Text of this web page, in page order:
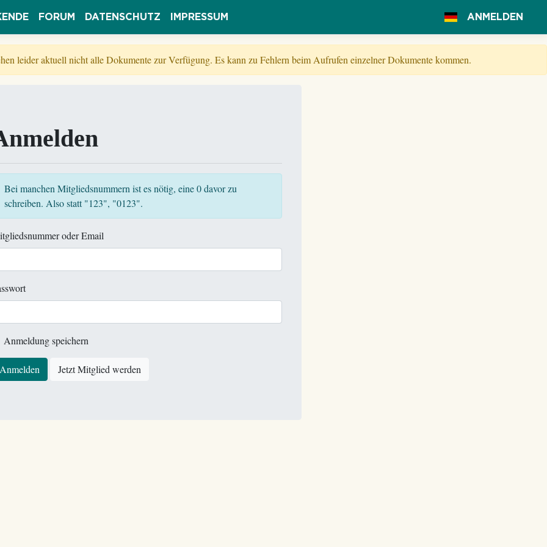
FORUM DATENSCHUTZ IMPRESSUM ANMELDEN
leider aktuell nicht alle Dokumente zur Verfügung. Es kann zu Fehlern beim Aufrufen einzelner Dokumente kommen.
Bei manchen Mitgliedsnummern ist es nötig, eine 0 davor zu
schreiben. Also statt "123", "0123".
oder Email
Anmeldung speichern
Anmelden Jetzt Mitglied werden